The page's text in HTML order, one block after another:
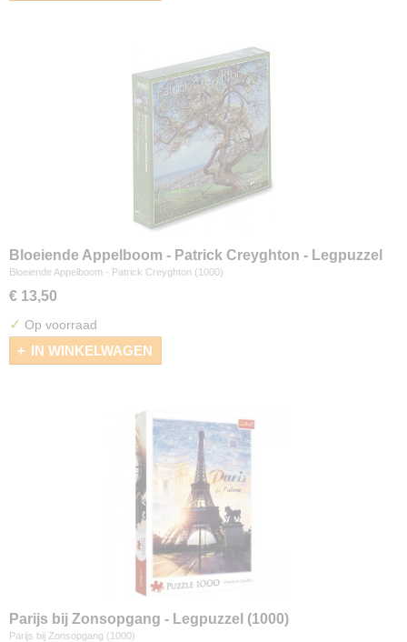
Bloeiende Appelboom - Patrick Creyghton - Legpuzzel
(1000)
Bloeiende Appelboom - Patrick Creyghton (1000)
€ 13,50
✓ Op voorraad
IN WINKELWAGEN
Parijs bij Zonsopgang - Legpuzzel (1000)
Parijs bij Zonsopgang (1000)